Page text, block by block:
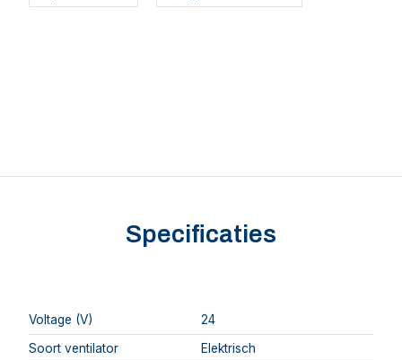
Specificaties
Voltage (V)
24
Soort ventilator
Elektrisch